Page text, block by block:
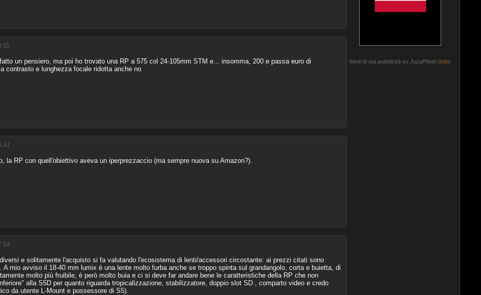
un pensiero, ma poi ho trovato una RP a 575 col 24-105mm STM e... insomma, 200 e passa euro di
contrasto e lunghezza focale ridotta anche no
la RP con quell'obiettivo aveva un iperprezzaccio (ma sempre nuova su Amazon?).
e solitamente l'acquisto si fa valutando l'ecosistema di lenti/accessori circostante: ai prezzi citati sono
A mio avviso il 18-40 mm lumix è una lente molto furba anche se troppo spinta sul grandangolo, corta e buietta, di
molto più fruibile, è però molto buia e ci si deve far andare bene le caratteristiche della RP che non
alla S5D per quanto riguarda tropicalizzazione, stabilizzatore, doppio slot SD , comparto video e credo
da utente L-Mount e possessore di S5).
Metti la tua pubblicità su JuzaPhoto (info)